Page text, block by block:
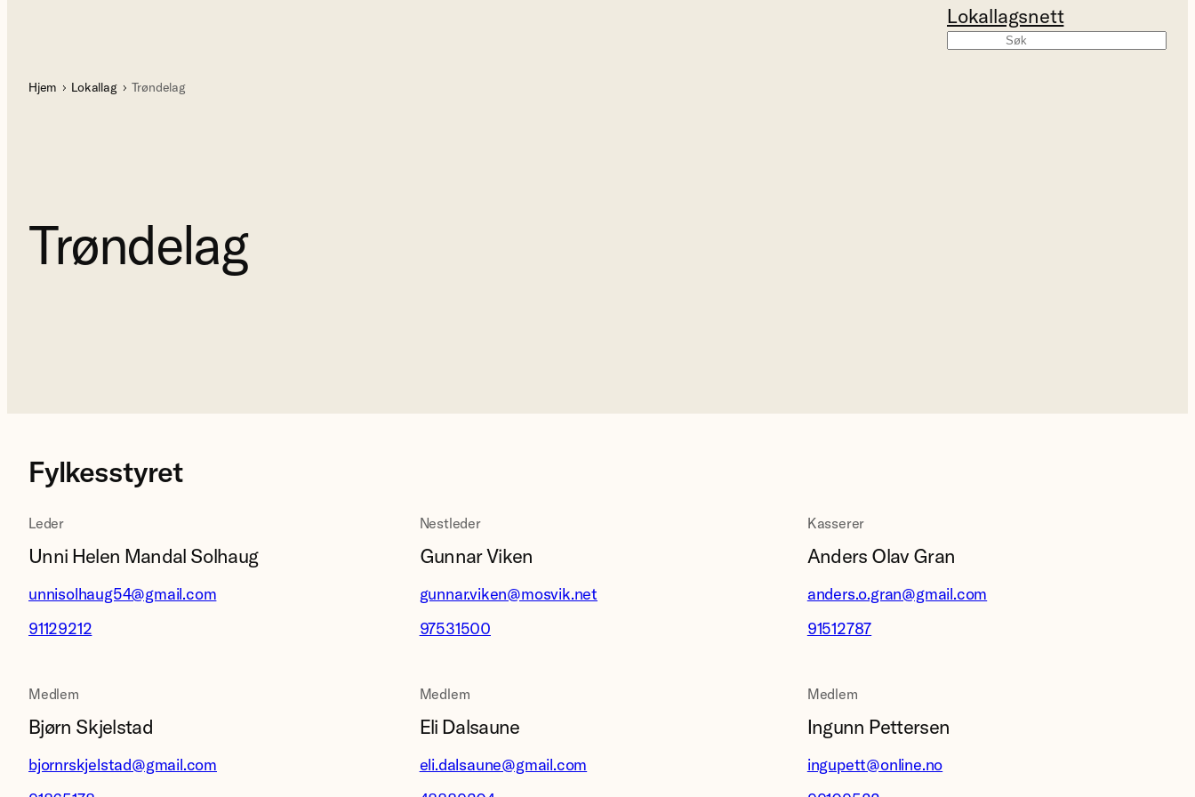
Lokallagsnett
Hjem Lokallag Trøndelag
Trøndelag
Fylkesstyret
Leder
Unni Helen Mandal Solhaug
unnisolhaug54@gmail.com
91129212
Nestleder
Gunnar Viken
gunnar.viken@mosvik.net
97531500
Kasserer
Anders Olav Gran
anders.o.gran@gmail.com
91512787
Medlem
Bjørn Skjelstad
bjornrskjelstad@gmail.com
Medlem
Eli Dalsaune
eli.dalsaune@gmail.com
Medlem
Ingunn Pettersen
ingupett@online.no